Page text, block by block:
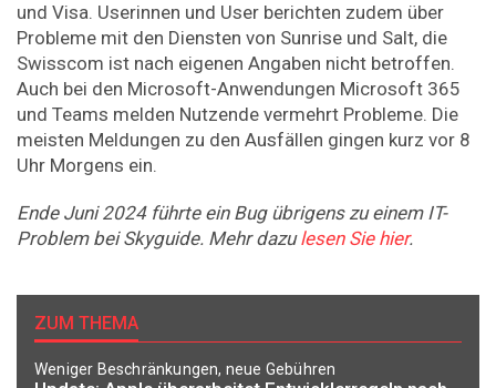
und Visa. Userinnen und User berichten zudem über
Probleme mit den Diensten von Sunrise und Salt, die
Swisscom ist nach eigenen Angaben nicht betroffen.
Auch bei den Microsoft-Anwendungen Microsoft 365
und Teams melden Nutzende vermehrt Probleme. Die
meisten Meldungen zu den Ausfällen gingen kurz vor 8
Uhr Morgens ein.
Ende Juni 2024 führte ein Bug übrigens zu einem IT-
Problem bei Skyguide. Mehr dazulesen Sie hier.
ZUM THEMA
Weniger Beschränkungen, neue Gebühren